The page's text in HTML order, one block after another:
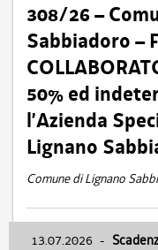
308/26 –
Sabbiadoro –
50% ed
l’Azienda
Lignano
Comune di Lignano
13.07.2026 -